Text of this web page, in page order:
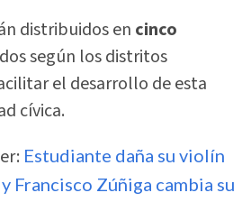
distribuidos en cinco
según los distritos
el desarrollo de esta
cívica.
Estudiante daña su violín
Francisco Zúñiga cambia su